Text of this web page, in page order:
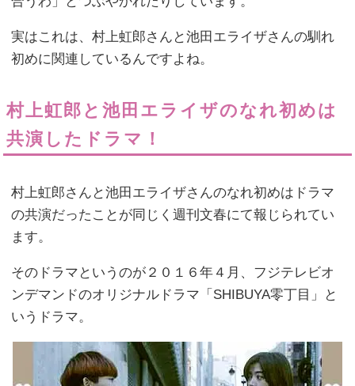
実はこれは、村上虹郎さんと池田エライザさんの馴れ
初めに関連しているんですよね。
村上虹郎と池田エライザのなれ初めは
共演したドラマ！
村上虹郎さんと池田エライザさんのなれ初めはドラマ
の共演だったことが同じく週刊文春にて報じられてい
ます。
そのドラマというのが２０１６年４月、フジテレビオ
ンデマンドのオリジナルドラマ「SHIBUYA零丁目」と
いうドラマ。